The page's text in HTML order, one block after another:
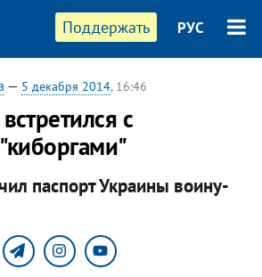
Поддержать РУС
— 5 декабря 2014, 16:46
с
паспорт Украины воину-